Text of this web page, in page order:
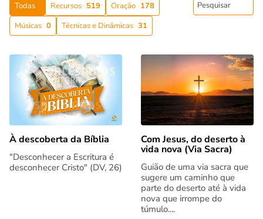
Todas Recursos 519 Oração 178
Músicas 0 Técnicas e Dinâmicas 31
À descoberta da Bíblia
"Desconhecer a Escritura é
desconhecer Cristo" (DV, 26)
Com Jesus, do deserto à
vida nova (Via Sacra)
Guião de uma via sacra que
sugere um caminho que
parte do deserto até à vida
nova que irrompe do
túmulo....